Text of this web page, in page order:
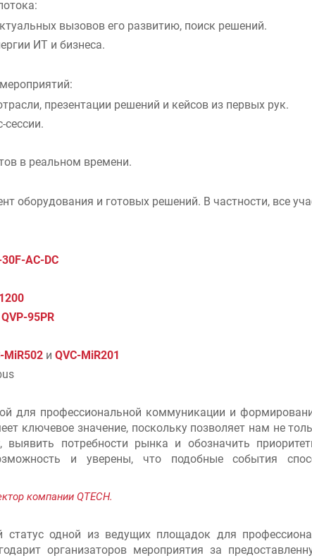
вызовов его развитию, поиск решений.
ИТ и бизнеса.
презентации решений и кейсов из первых рук.
в реальном времени.
оборудования и готовых решений. В частности, все
AC-DC
QVP-95PR
MiR502 и QVC-MiR201
для профессиональной коммуникации и
ключевое значение, поскольку позволяет нам не
потребности рынка и обозначить
и уверены, что подобные события
компании QTECH.
статус одной из ведущих площадок для
организаторов мероприятия за